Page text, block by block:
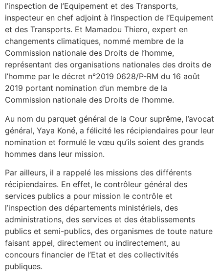
l’inspection de l’Equipement et des Transports,
inspecteur en chef adjoint à l’inspection de l’Equipement
et des Transports. Et Mamadou Thiero, expert en
changements climatiques, nommé membre de la
Commission nationale des Droits de l’homme,
représentant des organisations nationales des droits de
l’homme par le décret n°2019 0628/P-RM du 16 août
2019 portant nomination d’un membre de la
Commission nationale des Droits de l’homme.
Au nom du parquet général de la Cour suprême, l’avocat
général, Yaya Koné, a félicité les récipiendaires pour leur
nomination et formulé le vœu qu’ils soient des grands
hommes dans leur mission.
Par ailleurs, il a rappelé les missions des différents
récipiendaires. En effet, le contrôleur général des
services publics a pour mission le contrôle et
l’inspection des départements ministériels, des
administrations, des services et des établissements
publics et semi-publics, des organismes de toute nature
faisant appel, directement ou indirectement, au
concours financier de l’Etat et des collectivités
publiques.